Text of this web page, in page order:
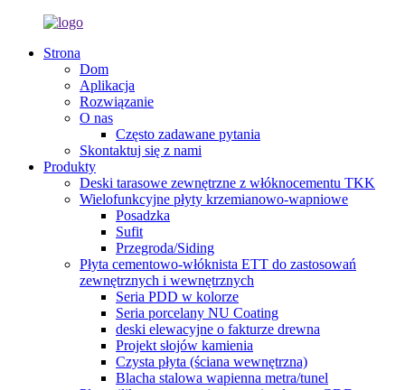
Strona
Dom
Aplikacja
Rozwiązanie
O nas
Często zadawane pytania
Skontaktuj się z nami
Produkty
Deski tarasowe zewnętrzne z włóknocementu TKK
Wielofunkcyjne płyty krzemianowo-wapniowe
Posadzka
Sufit
Przegroda/Siding
Płyta cementowo-włóknista ETT do zastosowań
zewnętrznych i wewnętrznych
Seria PDD w kolorze
Seria porcelany NU Coating
deski elewacyjne o fakturze drewna
Projekt słojów kamienia
Czysta płyta (ściana wewnętrzna)
Blacha stalowa wapienna metra/tunel